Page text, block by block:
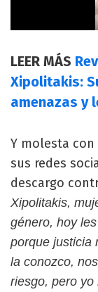
LEER MÁS
Xipolitakis:
amenazas y
Y molesta
sus redes
descargo
Xipolitakis,
género, hoy
porque justicia
la conozco,
riesgo, pero yo